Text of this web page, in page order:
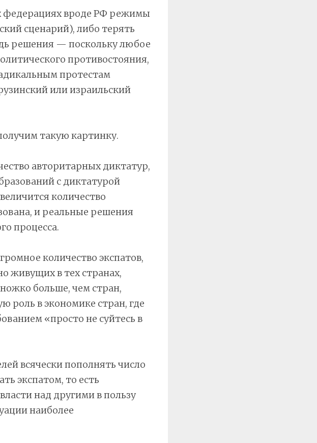
федерациях вроде РФ режимы
сценарий), либо терять
решения — поскольку любое
противостояния,
протестам
или израильский
такую картинку.
авторитарных диктатур,
с диктатурой
количество
и реальные решения
процесса.
количество экспатов,
живущих в тех странах,
больше, чем стран,
роль в экономике стран, где
«просто не суйтесь в
всячески пополнять число
экспатом, то есть
над другими в пользу
наиболее